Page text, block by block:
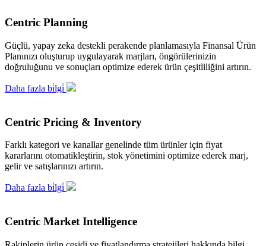
Centric Planning
Güçlü, yapay zeka destekli perakende planlamasıyla Finansal Ürün
Planınızı oluşturup uygulayarak marjları, öngörülerinizin
doğruluğunu ve sonuçları optimize ederek ürün çeşitliliğini artırın.
Daha fazla bi̇lgi̇
Centric Pricing & Inventory
Farklı kategori ve kanallar genelinde tüm ürünler için fiyat
kararlarını otomatikleştirin, stok yönetimini optimize ederek marj,
gelir ve satışlarınızı artırın.
Daha fazla bi̇lgi̇
Centric Market Intelligence